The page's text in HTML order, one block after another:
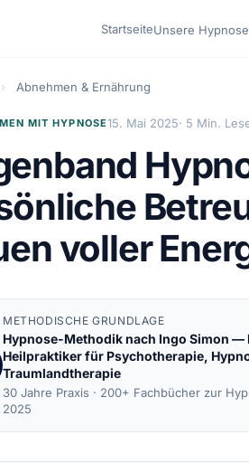
StartseiteUnsere
› Abnehmen & Ernährung
MIT HYPNOSE15. Mai 2025· 5 Min.
voller
METHODISCHE GRUNDLAGE
Hypnose-Methodik nach Ingo Simon —
Heilpraktiker für Psychotherapie,
Traumlandtherapie
30 Jahre Praxis · 200+ Fachbücher zur
2025